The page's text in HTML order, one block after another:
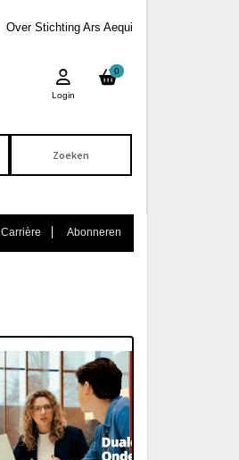
Over Stichting Ars Aequi
0
Login
Carrière Abonneren